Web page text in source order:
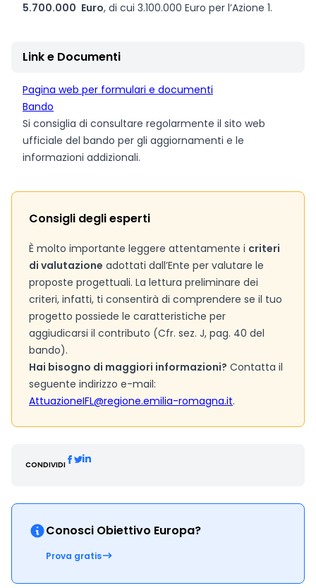
5.700.000 Euro, di cui 3.100.000 Euro per l’Azione 1.
Link e Documenti
Pagina web per formulari e documenti
Bando
Si consiglia di consultare regolarmente il sito web
ufficiale del bando per gli aggiornamenti e le
informazioni addizionali.
Consigli degli esperti
È molto importante leggere attentamente i criteri
di valutazione adottati dall’Ente per valutare le
proposte progettuali. La lettura preliminare dei
criteri, infatti, ti consentirà di comprendere se il tuo
progetto possiede le caratteristiche per
aggiudicarsi il contributo (Cfr. sez. J, pag. 40 del
bando).
Hai bisogno di maggiori informazioni? Contatta il
seguente indirizzo e-mail:
AttuazioneIFL@regione.emilia-romagna.it.
CONDIVIDI
Conosci Obiettivo Europa?
Prova gratis